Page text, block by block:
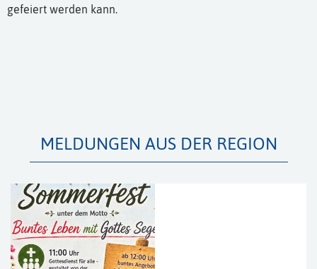
gefeiert werden kann.
MELDUNGEN AUS DER REGION